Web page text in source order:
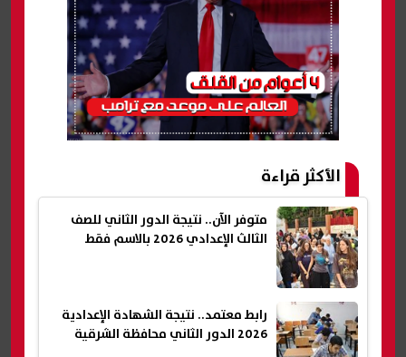
الأكثر قراءة
متوفر الآن.. نتيجة الدور الثاني للصف
الثالث الإعدادي 2026 بالاسم فقط
رابط معتمد.. نتيجة الشهادة الإعدادية
2026 الدور الثاني محافظة الشرقية